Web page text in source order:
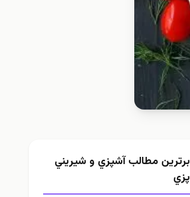
برترین مطالب آشپزي و شيريني
پزي